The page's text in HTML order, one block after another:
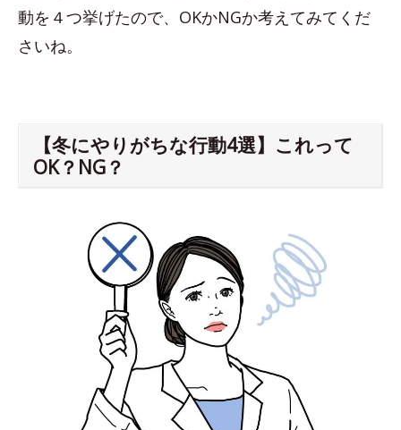
動を４つ挙げたので、OKかNGか考えてみてくだ
さいね。
【冬にやりがちな行動4選】これって
OK？NG？